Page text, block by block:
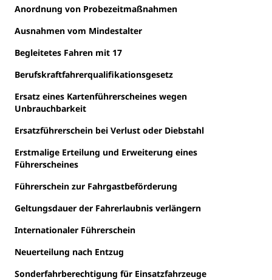
Anordnung von Probezeitmaßnahmen
Ausnahmen vom Mindestalter
Begleitetes Fahren mit 17
Berufskraftfahrerqualifikationsgesetz
Ersatz eines Kartenführerscheines wegen
Unbrauchbarkeit
Ersatzführerschein bei Verlust oder Diebstahl
Erstmalige Erteilung und Erweiterung eines
Führerscheines
Führerschein zur Fahrgastbeförderung
Geltungsdauer der Fahrerlaubnis verlängern
Internationaler Führerschein
Neuerteilung nach Entzug
Sonderfahrberechtigung für Einsatzfahrzeuge